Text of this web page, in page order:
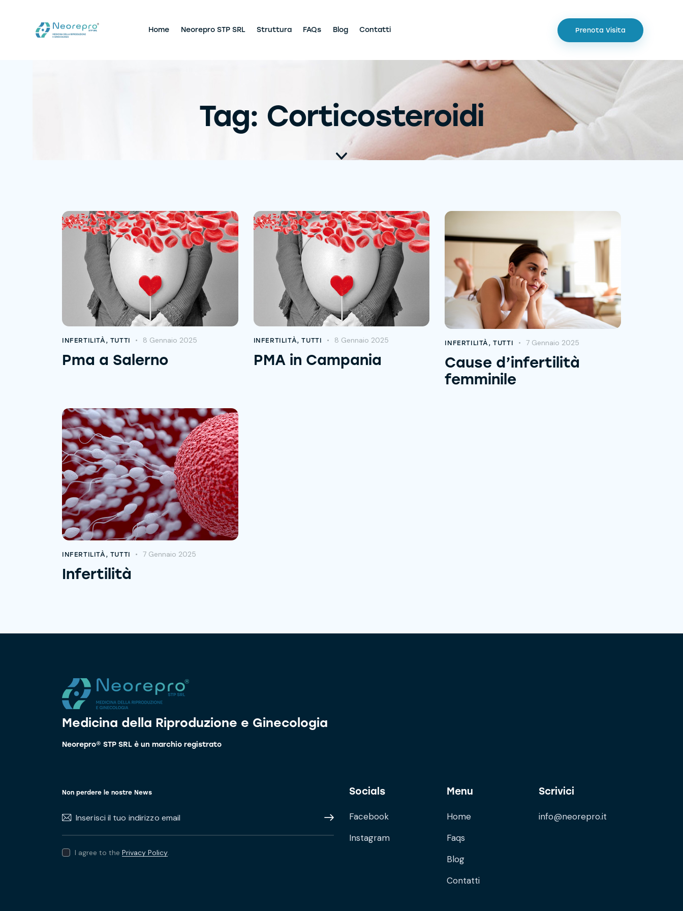
Home Neorepro STP SRL Struttura FAQs Blog Contatti Prenota Visita
Tag: Corticosteroidi
INFERTILITÀ, TUTTI 8 Gennaio 2025
Pma a Salerno
INFERTILITÀ,TUTTI 8 Gennaio 2025
PMA in Campania
INFERTILITÀ ,TUTTI 7 Gennaio 2025
Cause d’infertilità
femminile
INFERTILITÀ , TUTTI 7 Gennaio 2025
Infertilità
Medicina della Riproduzione e Ginecologia
Neorepro® STP SRL è un marchio registrato
Non perdere le nostre News
Subscribe
I agree to the Privacy Policy.
Socials
Facebook
Instagram
Menu
Home
Faqs
Blog
Contatti
Scrivici
info@neorepro.it